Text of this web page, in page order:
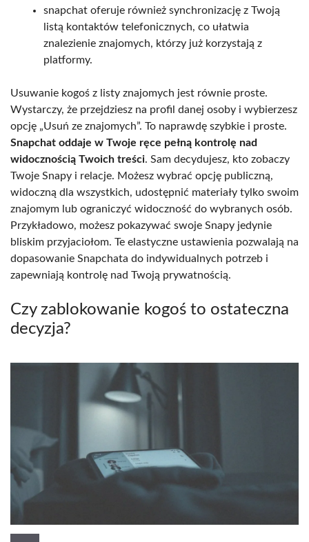
snapchat oferuje również synchronizację z Twoją
listą kontaktów telefonicznych, co ułatwia
znalezienie znajomych, którzy już korzystają z
platformy.
Usuwanie kogoś z listy znajomych jest równie proste.
Wystarczy, że przejdziesz na profil danej osoby i wybierzesz
opcję „Usuń ze znajomych”. To naprawdę szybkie i proste.
Snapchat oddaje w Twoje ręce pełną kontrolę nad
widocznością Twoich treści. Sam decydujesz, kto zobaczy
Twoje Snapy i relacje. Możesz wybrać opcję publiczną,
widoczną dla wszystkich, udostępnić materiały tylko swoim
znajomym lub ograniczyć widoczność do wybranych osób.
Przykładowo, możesz pokazywać swoje Snapy jedynie
bliskim przyjaciołom. Te elastyczne ustawienia pozwalają na
dopasowanie Snapchata do indywidualnych potrzeb i
zapewniają kontrolę nad Twoją prywatnością.
Czy zablokowanie kogoś to ostateczna
decyzja?